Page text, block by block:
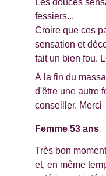
Les douces
fessiers...
Croire que ces
sensation et
fait un bien fou.
À la fin du
d'être une autre
conseiller. Merci
Femme 53 ans
Très bon
et, en même